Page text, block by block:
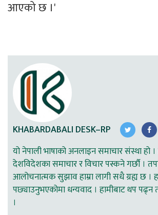
आएको छ ।'
KHABARDABALI DESK–RP
यो नेपाली भाषाको अनलाइन समाचार संस्था हो
देशविदेशका समाचार र विचार पस्कने गर्छौ ।
आलोचनात्मक सुझाव हाम्रा लागी सधै ग्रह्य छ ।
पछ्याउनुभएकोमा धन्यवाद । हामीबाट थप
।